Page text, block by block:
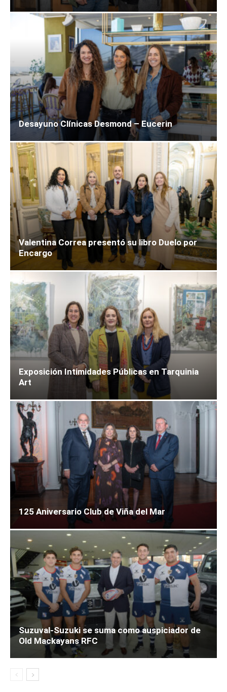
Desayuno Clínicas Desmond – Eucerin
Valentina Correa presentó su libro Duelo por
Encargo
Exposición Intimidades Públicas en Tarquinia
Art
125 Aniversario Club de Viña del Mar
Suzuval-Suzuki se suma como auspiciador de
Old Mackayans RFC